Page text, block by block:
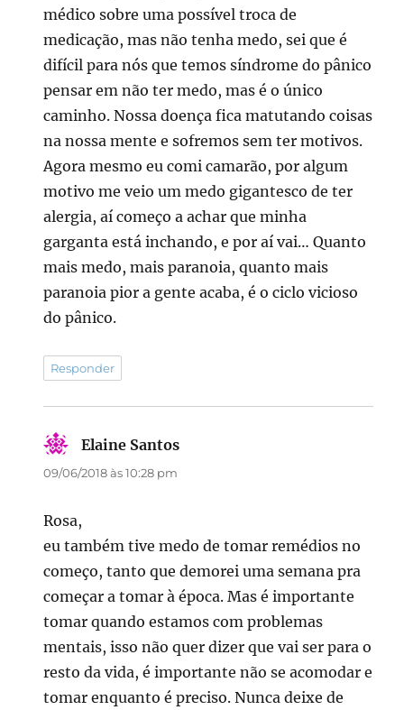
médico sobre uma possível troca de
medicação, mas não tenha medo, sei que é
difícil para nós que temos síndrome do pânico
pensar em não ter medo, mas é o único
caminho. Nossa doença fica matutando coisas
na nossa mente e sofremos sem ter motivos.
Agora mesmo eu comi camarão, por algum
motivo me veio um medo gigantesco de ter
alergia, aí começo a achar que minha
garganta está inchando, e por aí vai… Quanto
mais medo, mais paranoia, quanto mais
paranoia pior a gente acaba, é o ciclo vicioso
do pânico.
Responder
Elaine Santos
09/06/2018 às 10:28 pm
Rosa,
eu também tive medo de tomar remédios no
começo, tanto que demorei uma semana pra
começar a tomar à época. Mas é importante
tomar quando estamos com problemas
mentais, isso não quer dizer que vai ser para o
resto da vida, é importante não se acomodar e
tomar enquanto é preciso. Nunca deixe de